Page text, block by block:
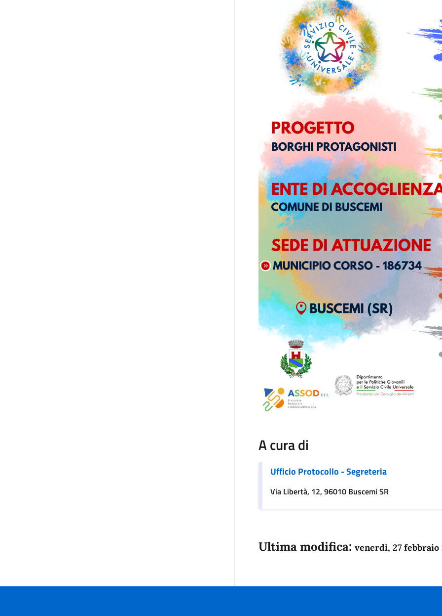
A cura di
Ufficio Protocollo - Segreteria
Via Libertà, 12, 96010 Buscemi SR
Ultima modifica: venerdì, 27 febbraio